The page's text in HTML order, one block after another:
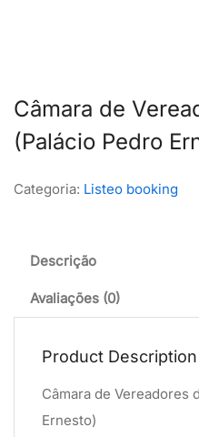
Câmara de
(Palácio Pedro
Categoria: Listeo booking
Descrição
Avaliações (0)
Product Description
Câmara de Vereadores
Ernesto)